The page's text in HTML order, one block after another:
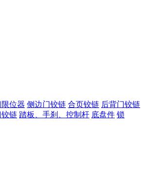
位器 侧边门铰链 合页铰链 后背门铰链
链 踏板、手刹、控制杆 底盘件 锁